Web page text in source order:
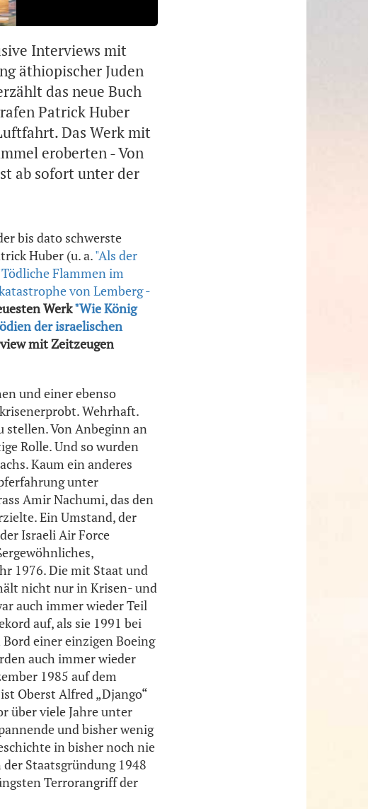
Interviews mit
äthiopischer Juden
das neue Buch
Patrick Huber
Das Werk mit
eroberten - Von
ab sofort unter der
bis dato schwerste
Huber (u. a."Als der
Flammen im
von Lemberg -
Werk"Wie König
der israelischen
mit Zeitzeugen
und einer ebenso
Wehrhaft.
stellen. Von Anbeginn an
Rolle. Und so wurden
Kaum ein anderes
unter
Amir Nachumi, das den
Ein Umstand, der
Israeli Air Force
1976. Die mit Staat und
nicht nur in Krisen- und
auch immer wieder Teil
auf, als sie 1991 bei
einer einzigen Boeing
auch immer wieder
1985 auf dem
Oberst Alfred „Django“
über viele Jahre unter
und bisher wenig
in bisher noch nie
Staatsgründung 1948
Terrorangriff der